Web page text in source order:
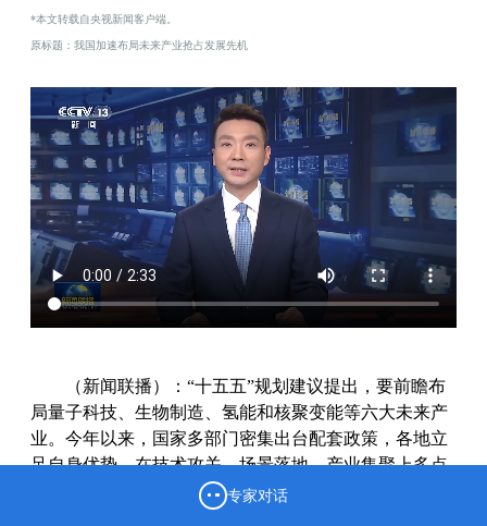
*本文转载自央视新闻客户端。
原标题：我国加速布局未来产业抢占发展先机
（新闻联播）：“十五五”规划建议提出，要前瞻布
局量子科技、生物制造、氢能和核聚变能等六大未来产
业。今年以来，国家多部门密集出台配套政策，各地立
足自身优势，在技术攻关、场景落地、产业集聚上多点
发力，推动未来产业从实验室走向现实应用。
专家对话